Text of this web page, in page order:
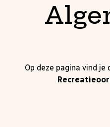
Op deze pagina vind